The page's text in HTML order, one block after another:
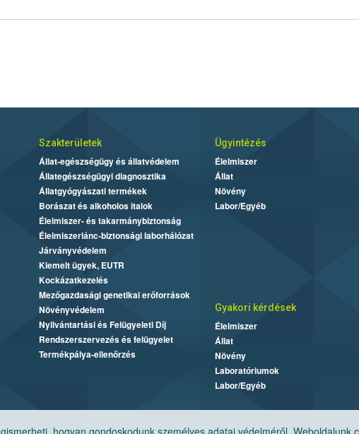
hogyan gondoskodunk személyes adatai védelméről. Weboldalunk
Szakterületek
Állat-egészségügy és állatvédelem
Állategészségügyi diagnosztika
Állatgyógyászati termékek
Borászat és alkoholos italok
Élelmiszer- és takarmánybiztonság
Élelmiszerlánc-biztonsági laborhálózat
Járványvédelem
Kiemelt ügyek, EUTR
Kockázatkezelés
Mezőgazdasági genetikai erőforrások
Növényvédelem
Nyilvántartási és Felügyeleti Díj
Rendszerszervezés és felügyelet
Termékpálya-ellenőrzés
Ügyintézés
Élelmiszer
Állat
Növény
Labor/Egyéb
Gyakori kérdések
Élelmiszer
Állat
Növény
Laboratóriumok
Labor/Egyéb